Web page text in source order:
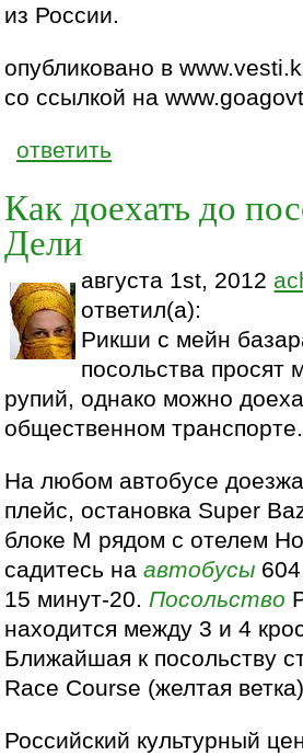
из России.
опубликовано в
со ссылкой на
ответить
Как доехать до
Дели
августа 1st, 2012
ответил(а):
Рикши с мейн
посольства просят
рупий, однако можно
общественном транспорте.
На любом автобусе
плейс, остановка Super
блоке М рядом с отелем
садитесь наавтобусы
15 минут-20.Посольство
находится между 3 и 4
Ближайшая к посольству
Race Course (желтая
Российский культурный